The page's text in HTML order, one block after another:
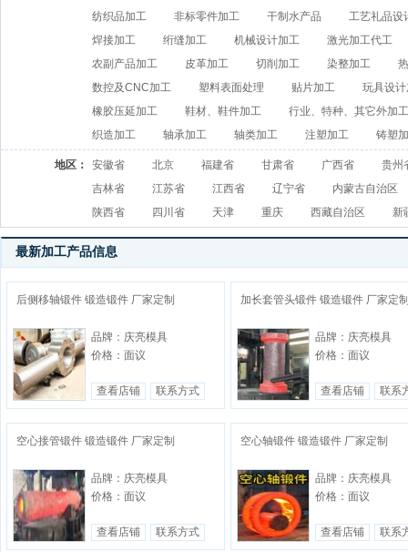
查看店铺 联系方式
查看店铺 联系方式
纺织品加工
非标零件加工 干制水产品
工艺礼品设
焊接加工
绗缝加工 机械设计加工
激光加工代工
农副产品加工
皮革加工 切削加工 染整加工
数控及CNC加工
塑料表面处理 贴片加工
玩具设
橡胶压延加工
鞋材、鞋件加工
行业、特种、其它外加工
织造加工
轴承加工 轴类加工 注塑加工 铸塑
地区： 安徽省 北京 福建省 甘肃省 广西省
贵州
吉林省
江苏省 江西省 辽宁省
内蒙古自治区
陕西省
四川省 天津 重庆 西藏自治区 新
最新加工产品信息
后侧移轴锻件 锻造锻件 厂家定制
品牌：庆亮模具
价格：面议
查看店铺 联系方式
加长套管头锻件 锻造锻件 厂家定
品牌：庆亮模具
价格：面议
查看店铺 联系
空心接管锻件 锻造锻件 厂家定制
品牌：庆亮模具
价格：面议
查看店铺 联系方式
空心轴锻件 锻造锻件 厂家定制
品牌：庆亮模具
价格：面议
查看店铺 联系